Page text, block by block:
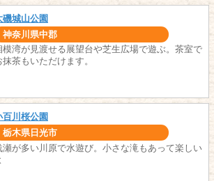
磯城山公園
神奈川県中郡
模湾が見渡せる展望台や芝生広場で遊ぶ。茶室で
抹茶もいただけます。
百川桜公園
栃木県日光市
瀬が多い川原で水遊び。小さな滝もあって楽しい